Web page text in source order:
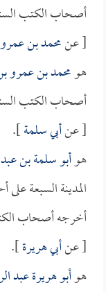
أصحاب الكتب
[ عنمحمد بن عمرو
هومحمد بن عمرو
أصحاب الكتب
[ عنأبي سلمة].
هوأبو سلمة بن
المدينة السبعة
أخرجه أصحاب
[ عنأبي هريرة].
هوأبو هريرة